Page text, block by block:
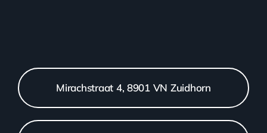
Mirachstraat 4, 8901 VN Zuidhorn